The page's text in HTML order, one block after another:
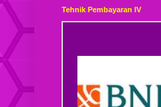
Tehnik Pembayaran IV